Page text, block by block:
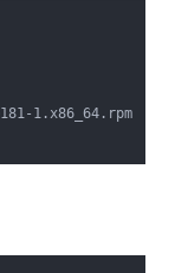
1.x86_64.rpm